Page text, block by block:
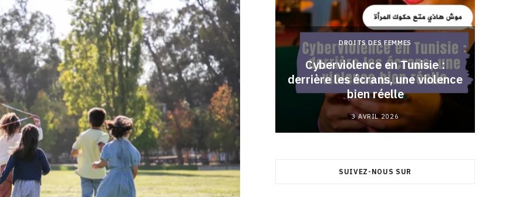
CHARGE MENTALE
Stress après le travail :
comment relâcher la pression
9 JANVIER 2026
DROITS DES FEMMES
Cyberviolence en Tunisie :
derrière les écrans, une violence
bien réelle
3 AVRIL 2026
SUIVEZ-NOUS SUR